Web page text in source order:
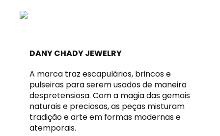
DANY CHADY JEWELRY
A marca traz escapulários, brincos e
pulseiras para serem usados de maneira
despretensiosa. Com a magia das gemais
naturais e preciosas, as peças misturam
tradição e arte em formas modernas e
atemporais.